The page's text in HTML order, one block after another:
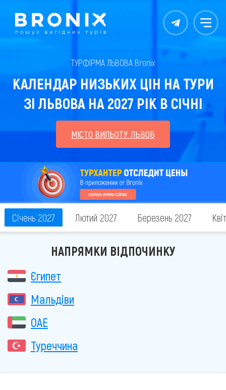
Контакты Меню
ТУРФІРМА ЛЬВОВА Bronix
КАЛЕНДАР НИЗЬКИХ ЦІН НА ТУРИ
ЗІ ЛЬВОВА НА 2027 РІК В СІЧНІ
МІСТО ВИЛЬОТУ: ЛЬВОВ
Січень 2027 Лютий 2027 Березень 2027
НАПРЯМКИ ВІДПОЧИНКУ
Єгипет
Мальдіви
ОАЕ
Туреччина